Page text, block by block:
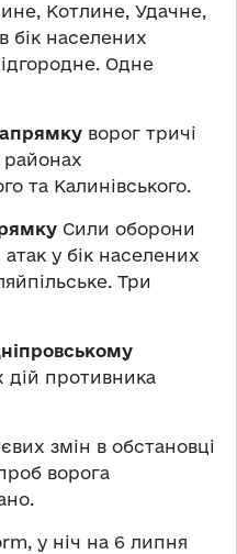
Котлине, Удачне,
бік населених
Одне
ворог тричі
районах
та Калинівського.
Сили оборони
у бік населених
Три
дій противника
змін в обстановці
ворога
у ніч на 6 липня